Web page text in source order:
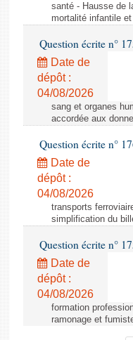
santé - Hausse de
mortalité infantile
Question écrite n°
Date de
dépôt :
04/08/2026
sang et organes
accordée aux
Question écrite n°
Date de
dépôt :
04/08/2026
transports
simplification du
Question écrite n°
Date de
dépôt :
04/08/2026
formation
ramonage et